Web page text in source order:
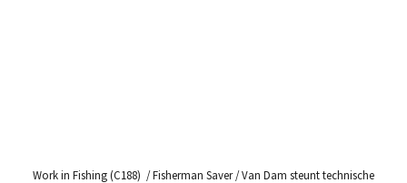
Work in Fishing (C188) / Fisherman Saver / Van Dam steunt technische